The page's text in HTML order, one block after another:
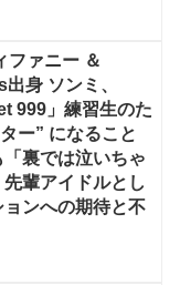
ファニー ＆
身 ソンミ、
999」練習生のた
ー” になること
裏では泣いちゃ
輩アイドルとし
ンへの期待と不